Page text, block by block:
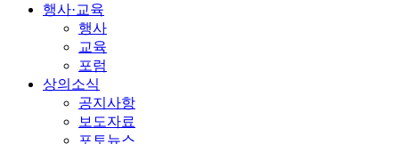
행사·교육
행사
교육
포럼
상의소식
공지사항
보도자료
포토뉴스